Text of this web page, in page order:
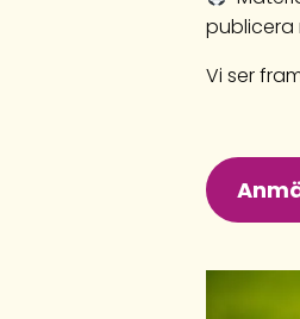
publicera
Vi ser